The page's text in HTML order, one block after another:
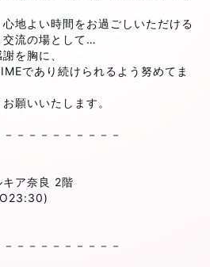
地よい時間をお過ごしいただける
交流の場として…
を胸に、
であり続けられるよう努めてま
願いいたします。
－－－－－－－－－
ア奈良 2階
－－－－－－－－－⁡